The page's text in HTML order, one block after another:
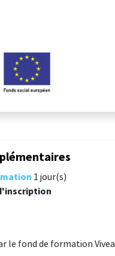
1 jour(s)
le fond de formation Vivea